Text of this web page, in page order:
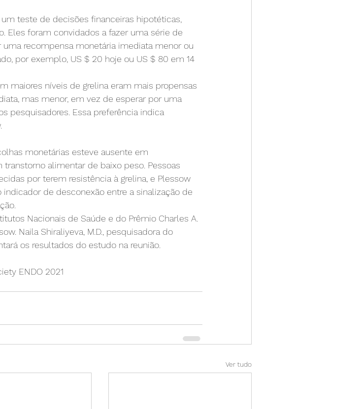
teste de decisões financeiras hipotéticas,
Eles foram convidados a fazer uma série de
recompensa monetária imediata menor ou
por exemplo, US $ 20 hoje ou US $ 80 em 14
maiores níveis de grelina eram mais propensas
mas menor, em vez de esperar por uma
pesquisadores. Essa preferência indica
monetárias esteve ausente em
alimentar de baixo peso. Pessoas
por terem resistência à grelina, e Plessow
de desconexão entre a sinalização de
Nacionais de Saúde e do Prêmio Charles A.
Naila Shiraliyeva, M.D., pesquisadora do
os resultados do estudo na reunião.
ENDO 2021
Ver tudo